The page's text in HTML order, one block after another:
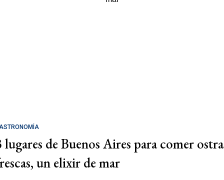
lugares de Buenos Aires para comer
un elixir de mar